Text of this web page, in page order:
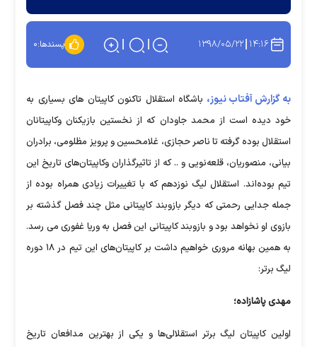
۱۴:۱۶ ۱۳۹۸/۰۵/۲۲ پسندها:۰
به گزارش آفتاب نیوز، باشگاه استقلال تاکنون کاپیتان های بسیاری به
خود دیده است از محمد جاودان که از نخستین بازیکنان وکاپیتانان
استقلال بوده گرفته تا ناصر حجازی، غلامحسین و پرویز مظلومی، برادران
بیانی، منصوریان، قلعه‌نویی و .. که از تاثیرگذاران وکاپیتان‌های تاریخ این
تیم بوده‌اند. استقلال لیگ نوزدهم که با تغییرات زیادی همراه بوده از
جمله جدایی رحمتی که دیگر بازوبند کاپیتانی مثل چند فصل گذشته بر
بازوی او نخواهد بود و بازوبند کاپیتانی این فصل به وریا غفوری می رسد.
به همین بهانه مروری خواهیم داشت بر کاپیتان‌های این تیم در ۱۸ دوره
لیگ برتر:
مهدی پاشازاده؛
اولین کاپیتان لیگ برتر استقلالی‌ها و یکی از بهترین مدافعان تاریخ